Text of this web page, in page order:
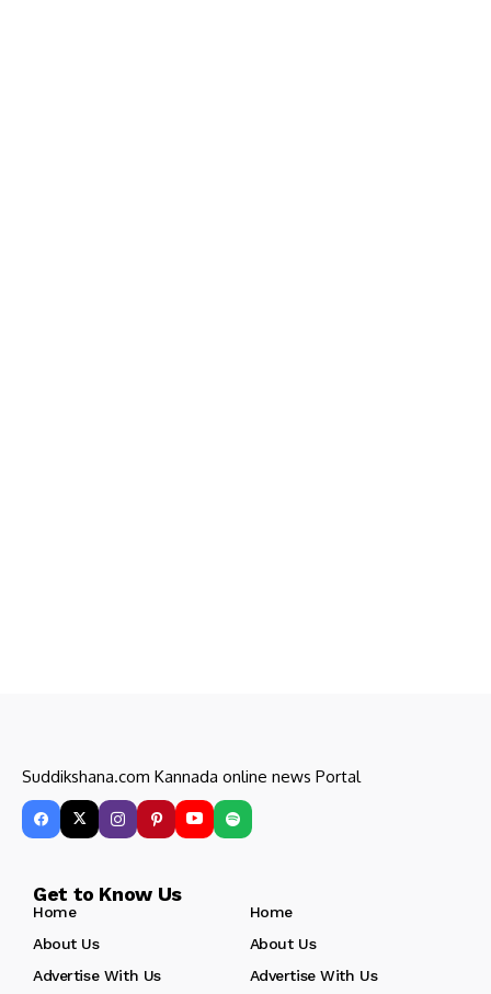
Suddikshana.com Kannada online news Portal
Get to Know Us
Home
Home
About Us
About Us
Advertise With Us
Advertise With Us